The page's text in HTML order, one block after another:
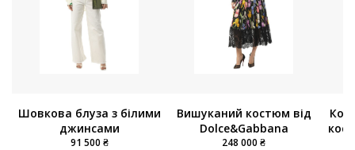
Шовкова блуза з білими
джинсами
91 500 ₴
Вишуканий костюм від
Dolce&Gabbana
248 000 ₴